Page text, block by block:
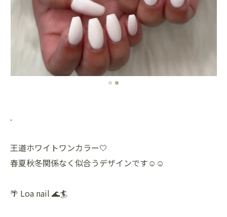
.
王道ホワイトワンカラー🤍
春夏秋冬関係なく似合うデザインです☺️☺️
🌴 Loa nail 🌊🏄